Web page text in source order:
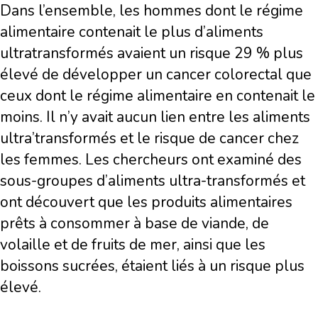
Dans l’ensemble, les hommes dont le régime
alimentaire contenait le plus d’aliments
ultratransformés avaient un risque 29 % plus
élevé de développer un cancer colorectal que
ceux dont le régime alimentaire en contenait le
moins. Il n’y avait aucun lien entre les aliments
ultra’transformés et le risque de cancer chez
les femmes. Les chercheurs ont examiné des
sous-groupes d’aliments ultra-transformés et
ont découvert que les produits alimentaires
prêts à consommer à base de viande, de
volaille et de fruits de mer, ainsi que les
boissons sucrées, étaient liés à un risque plus
élevé.